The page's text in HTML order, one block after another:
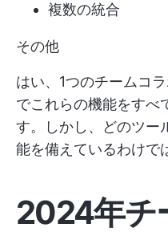
複数の統合
その他
はい、1つのチームコ
でこれらの機能をすべ
す。しかし、どのツー
能を備えているわけで
2024年チ